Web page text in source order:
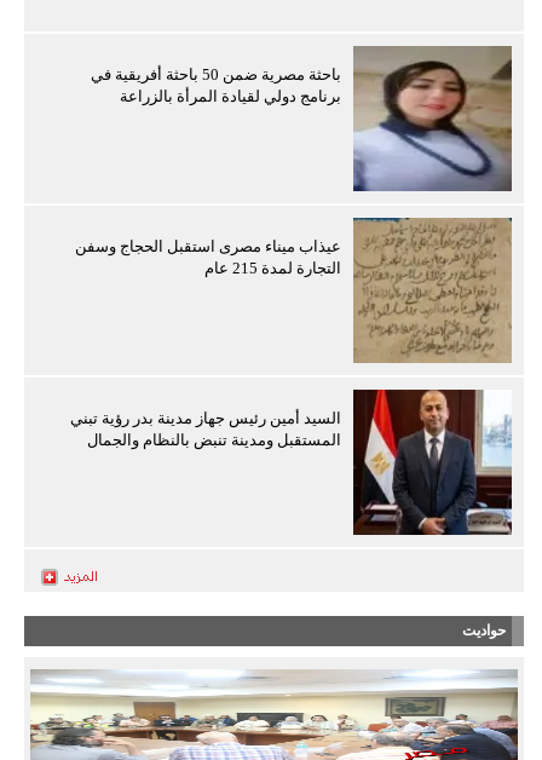
باحثة مصرية ضمن 50 باحثة أفريقية في
برنامج دولي لقيادة المرأة بالزراعة
عيذاب ميناء مصرى استقبل الحجاج وسفن
التجارة لمدة 215 عام
السيد أمين رئيس جهاز مدينة بدر رؤية تبني
المستقبل ومدينة تنبض بالنظام والجمال
حواديت